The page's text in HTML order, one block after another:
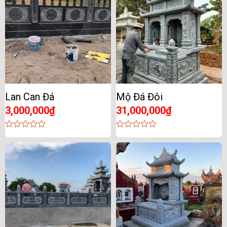
Lan Can Đá
3,000,000₫
0
of
5
Mộ Đá Đôi
31,000,000₫
0
out
of
5